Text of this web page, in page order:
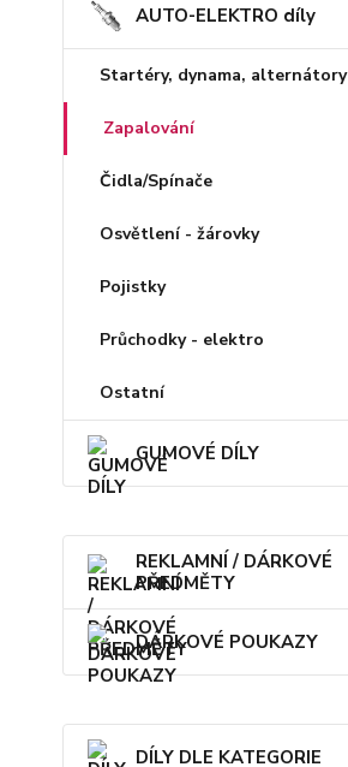
AUTO-ELEKTRO díly
Startéry, dynama, alternátory
Zapalování
Čidla/Spínače
Osvětlení - žárovky
Pojistky
Průchodky - elektro
Ostatní
GUMOVÉ DÍLY
REKLAMNÍ / DÁRKOVÉ
PŘEDMĚTY
DÁRKOVÉ POUKAZY
DÍLY DLE KATEGORIE